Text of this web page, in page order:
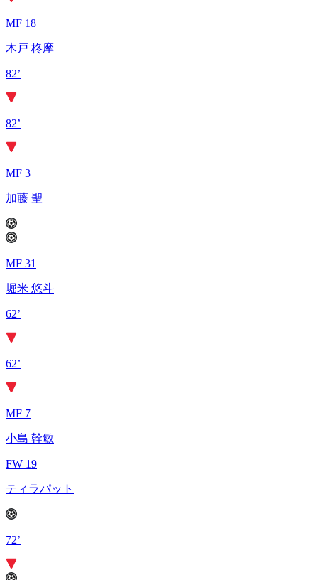
MF 18
木戸 柊摩
82’
82’
MF 3
加藤 聖
MF 31
堀米 悠斗
62’
62’
MF 7
小島 幹敏
FW 19
ティラパット
72’